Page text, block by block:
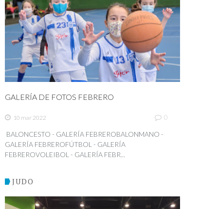
GALERÍA DE FOTOS FEBRERO
10 mar 2022 0
BALONCESTO - GALERÍA FEBREROBALONMANO -
GALERÍA FEBREROFÚTBOL - GALERÍA
FEBREROVOLEIBOL - GALERÍA FEBR...
JUDO